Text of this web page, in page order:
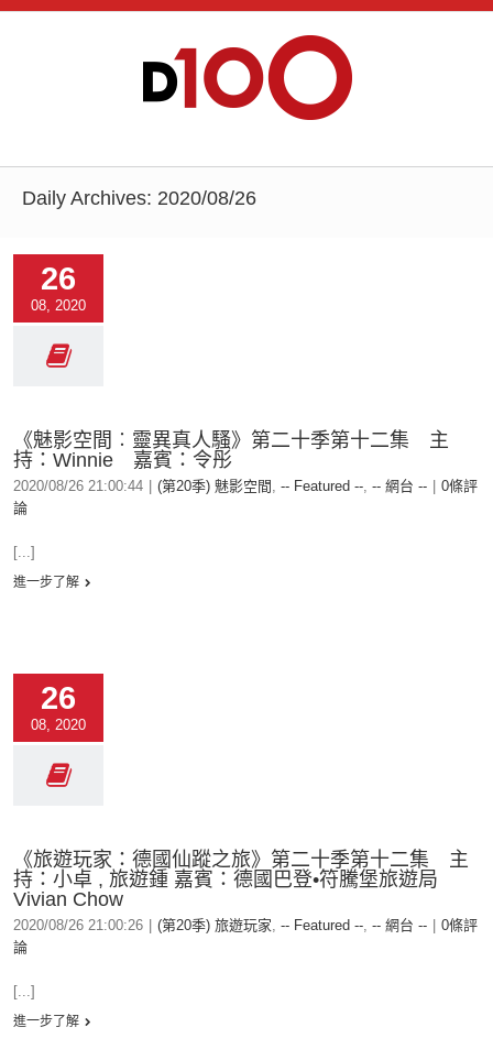
Daily Archives: 2020/08/26
26
08, 2020
《魅影空間︰靈異真人騷》第二十季第十二集 主
持：Winnie 嘉賓：令彤
2020/08/26 21:00:44 (第20季) 魅影空間 , -- Featured --, -- 網台 --
0條評
論
[...]
進一步了解
26
08, 2020
《旅遊玩家：德國仙蹤之旅》第二十季第十二集 主
持：小卓 , 旅遊鍾 嘉賓：德國巴登•符騰堡旅遊局
Vivian Chow
2020/08/26 21:00:26 (第20季) 旅遊玩家, -- Featured --, -- 網台 --
0條評
論
[...]
進一步了解